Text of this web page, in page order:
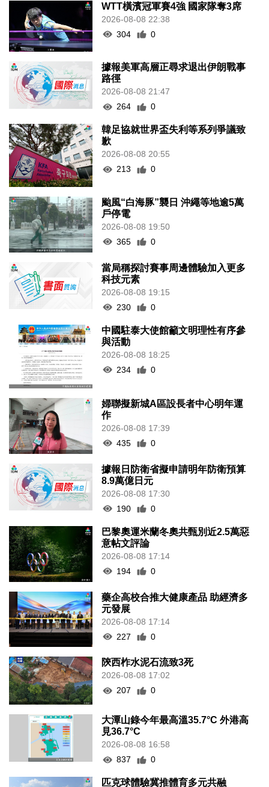
WTT橫濱冠軍賽4強 國家隊奪3席
2026-08-08 22:38
304
0
據報美軍高層正尋求退出伊朗戰事
路徑
2026-08-08 21:47
264
0
韓足協就世界盃失利等系列爭議致
歉
2026-08-08 20:55
213
0
颱風“白海豚”襲日 沖繩等地逾5萬
戶停電
2026-08-08 19:50
365
0
當局稱探討賽事周邊體驗加入更多
科技元素
2026-08-08 19:15
230
0
中國駐泰大使館籲文明理性有序參
與活動
2026-08-08 18:25
234
0
婦聯擬新城A區設長者中心明年運
作
2026-08-08 17:39
435
0
據報日防衛省擬申請明年防衛預算
8.9萬億日元
2026-08-08 17:30
190
0
巴黎奧運米蘭冬奧共甄別近2.5萬惡
意帖文評論
2026-08-08 17:14
194
0
藥企高校合推大健康產品 助經濟多
元發展
2026-08-08 17:14
227
0
陝西柞水泥石流致3死
2026-08-08 17:02
207
0
大潭山錄今年最高溫35.7°C 外港高
見36.7°C
2026-08-08 16:58
837
0
匹克球體驗冀推體育多元共融